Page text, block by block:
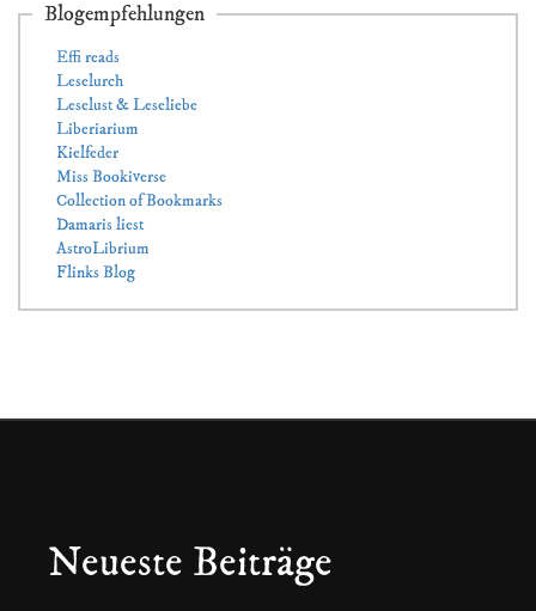
Blogempfehlungen
Effi reads
Leselurch
Leselust & Leseliebe
Liberiarium
Kielfeder
Miss Bookiverse
Collection of Bookmarks
Damaris liest
AstroLibrium
Flinks Blog
Neueste Beiträge